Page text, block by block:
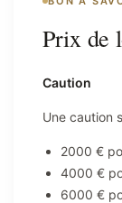
Prix de
Caution
Une caution
2000 €
4000 €
6000 €